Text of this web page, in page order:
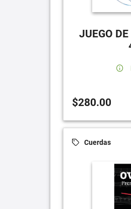
JUEGO
$280.00
Cuerdas